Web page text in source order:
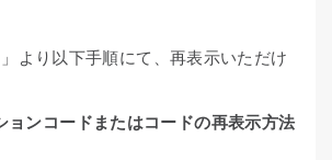
」より以下手順にて、再表示いただけ
ョンコードまたはコードの再表示方法